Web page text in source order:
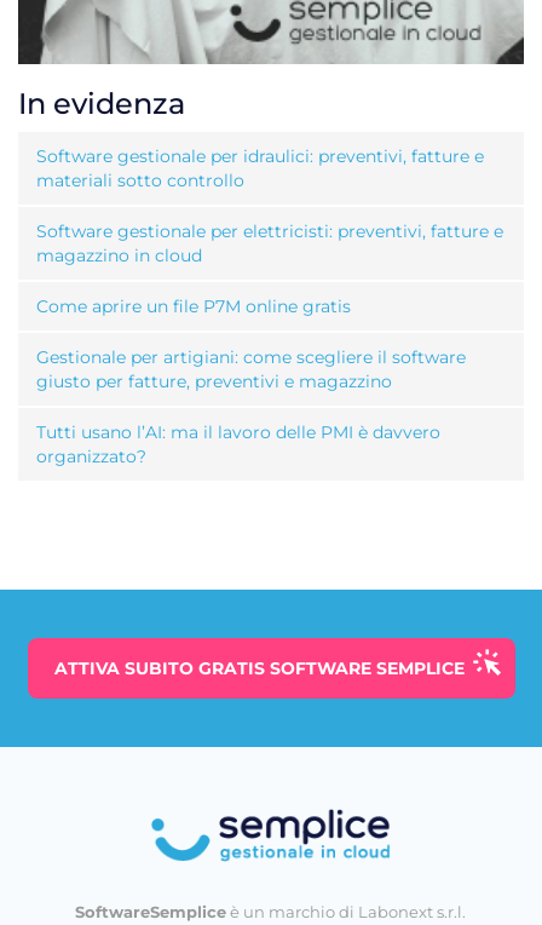
In evidenza
Software gestionale per idraulici: preventivi, fatture e
materiali sotto controllo
Software gestionale per elettricisti: preventivi, fatture e
magazzino in cloud
Come aprire un file P7M online gratis
Gestionale per artigiani: come scegliere il software
giusto per fatture, preventivi e magazzino
Tutti usano l’AI: ma il lavoro delle PMI è davvero
organizzato?
ATTIVA SUBITO GRATISSOFTWARE SEMPLICE
SoftwareSempliceè un marchio di Labonext s.r.l.